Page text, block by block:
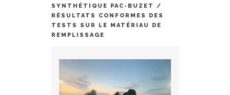
SYNTHÉTIQUE PAC-BUZET /
RÉSULTATS CONFORMES DES
TESTS SUR LE MATÉRIAU DE
REMPLISSAGE